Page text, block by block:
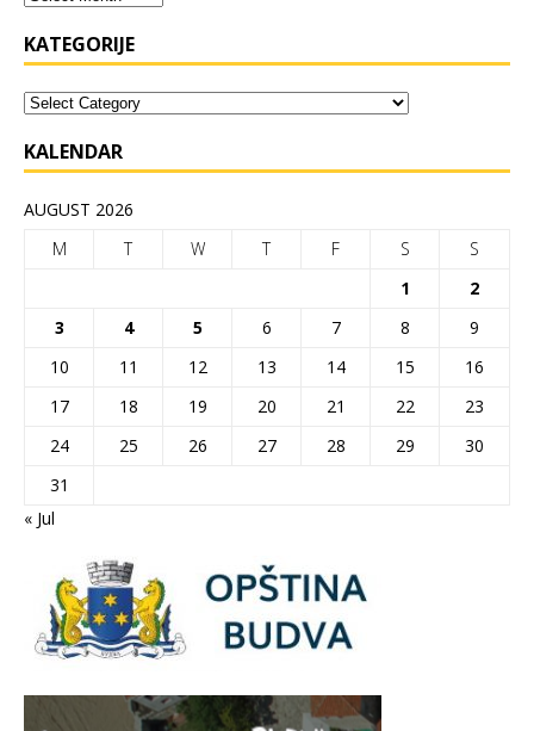
KATEGORIJE
KALENDAR
AUGUST 2026
M
T W T F S
S
1
2
3
4 5 6 7 8
9
10
11 12 13 14 15
16
17
18 19 20 21 22
23
24
25 26 27 28 29
30
31
« Jul